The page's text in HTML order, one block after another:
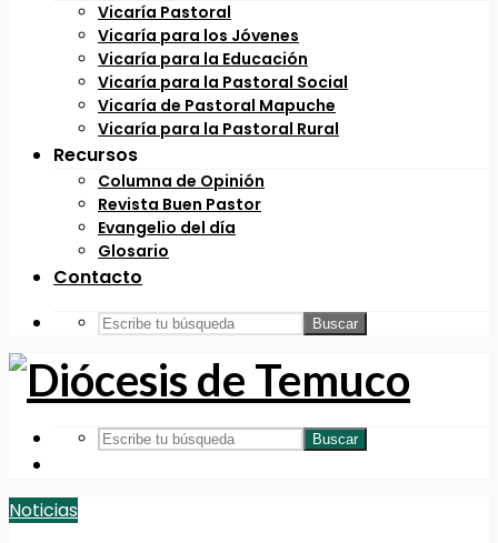
Vicaría Pastoral
Vicaría para los Jóvenes
Vicaría para la Educación
Vicaría para la Pastoral Social
Vicaría de Pastoral Mapuche
Vicaría para la Pastoral Rural
Recursos
Columna de Opinión
Revista Buen Pastor
Evangelio del día
Glosario
Contacto
Buscar
Buscar
Noticias